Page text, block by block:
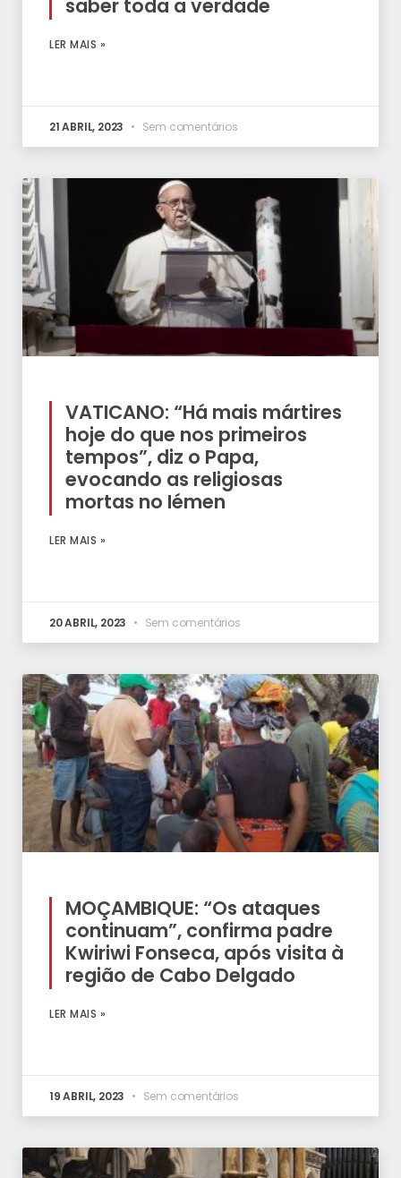
saber toda a verdade
LER MAIS »
21 ABRIL, 2023 Sem comentários
VATICANO: “Há mais mártires
hoje do que nos primeiros
tempos”, diz o Papa,
evocando as religiosas
mortas no Iémen
LER MAIS »
20 ABRIL, 2023 Sem comentários
MOÇAMBIQUE: “Os ataques
continuam”, confirma padre
Kwiriwi Fonseca, após visita à
região de Cabo Delgado
LER MAIS »
19 ABRIL, 2023 Sem comentários